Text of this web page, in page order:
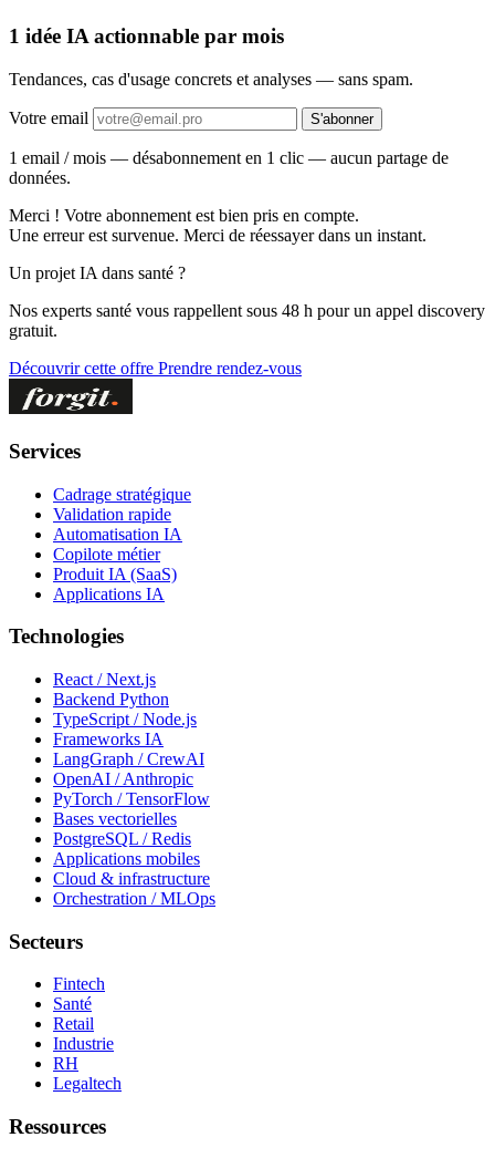
1 idée IA actionnable par mois
Tendances, cas d'usage concrets et analyses — sans spam.
Votre email S'abonner
1 email / mois — désabonnement en 1 clic — aucun partage de
données.
Merci ! Votre abonnement est bien pris en compte.
Une erreur est survenue. Merci de réessayer dans un instant.
Un projet IA dans santé ?
Nos experts santé vous rappellent sous 48 h pour un appel discovery
gratuit.
Découvrir cette offre Prendre rendez-vous
Services
Cadrage stratégique
Validation rapide
Automatisation IA
Copilote métier
Produit IA (SaaS)
Applications IA
Technologies
React / Next.js
Backend Python
TypeScript / Node.js
Frameworks IA
LangGraph / CrewAI
OpenAI / Anthropic
PyTorch / TensorFlow
Bases vectorielles
PostgreSQL / Redis
Applications mobiles
Cloud & infrastructure
Orchestration / MLOps
Secteurs
Fintech
Santé
Retail
Industrie
RH
Legaltech
Ressources